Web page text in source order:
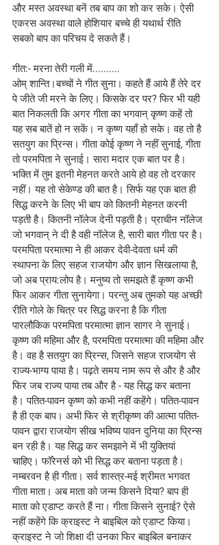
और मस्त अवस्था बनें तब बाप का शो कर सके। ऐसी
एकरस अवस्था वाले होशियार बच्चे ही यथार्थ रीति
सबको बाप का परिचय दे सकते हैं।
गीत:- मरना तेरी गली में..........
ओम् शान्ति।बच्चों ने गीत सुना। कहते हैं आये हैं तेरे दर
पे जीते जी मरने के लिए। किसके दर पर? फिर भी यही
बात निकलती कि अगर गीता का भगवान् कृष्ण कहें तो
यह सब बातें हो न सकें। न कृष्ण यहाँ हो सके। वह तो है
सतयुग का प्रिन्स। गीता कोई कृष्ण ने नहीं सुनाई, गीता
तो परमपिता ने सुनाई। सारा मदार एक बात पर है।
भक्ति में तुम इतनी मेहनत करते आये हो वह तो दरकार
नहीं। यह तो सेकेण्ड की बात है। सिर्फ यह एक बात ही
सिद्ध करने के लिए भी बाप को कितनी मेहनत करनी
पड़ती है। कितनी नॉलेज देनी पड़ती है। प्राचीन नॉलेज
जो भगवान् ने दी है वही नॉलेज है, सारी बात गीता पर है।
परमपिता परमात्मा ने ही आकर देवी-देवता धर्म की
स्थापना के लिए सहज राजयोग और ज्ञान सिखलाया है,
जो अब प्राय:लोप है। मनुष्य तो समझते हैं कृष्ण कभी
फिर आकर गीता सुनायेगा। परन्तु अब तुमको यह अच्छी
रीति गोले के चित्र पर सिद्ध करना है कि गीता
पारलौकिक परमपिता परमात्मा ज्ञान सागर ने सुनाई।
कृष्ण की महिमा और है, परमपिता परमात्मा की महिमा और
है। वह है सतयुग का प्रिन्स, जिसने सहज राजयोग से
राज्य-भाग्य पाया है। पढ़ते समय नाम रूप से और है और
फिर जब राज्य पाया तब और है - यह सिद्ध कर बताना
है। पतित-पावन कृष्ण को कभी नहीं कहेंगे। पतित-पावन
है ही एक बाप। अभी फिर से श्रीकृष्ण की आत्मा पतित-
पावन द्वारा राजयोग सीख भविष्य पावन दुनिया का प्रिन्स
बन रही है। यह सिद्ध कर समझाने में भी युक्तियां
चाहिए। फॉरेनर्स को भी सिद्ध कर बताना पड़ता है।
नम्बरवन है ही गीता। सर्व शास्त्र-मई श्रीमत भगवत
गीता माता। अब माता को जन्म किसने दिया? बाप ही
माता को एडाप्ट करते हैं ना। गीता किसने सुनाई? ऐसे
नहीं कहेंगे कि क्राइस्ट ने बाइबिल को एडाप्ट किया।
क्राइस्ट ने जो शिक्षा दी उनका फिर बाइबिल बनाकर